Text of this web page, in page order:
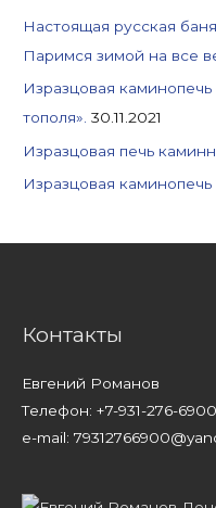
Настоящая русская
Паримся зимой на все
Изразцовая
тополя». 30.11.2021
Изразцовая печь
Изразцовая каминопечь
Контакты
Евгений Романов
Телефон: +7-931-276-6900
e-mail: